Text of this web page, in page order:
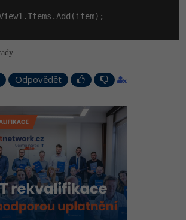
Odpovědět